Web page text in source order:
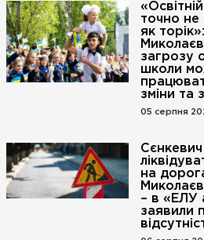
точно не
як
загрозу
школи
зміни та
05 серпня
на
– в «ЕЛУ
заявили